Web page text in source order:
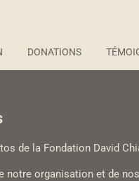
DONATIONS
de la Fondation David
notre organisation et de